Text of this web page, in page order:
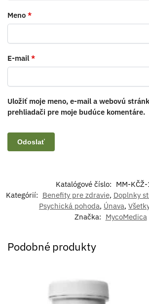
Meno *
E-mail *
Uložiť moje meno, e-mail a webovú
prehliadači pre moje budúce komentáre.
Katalógové číslo: MM-
Kategórií: Benefity pre zdravie, Doplnky
Psychická pohoda, Únava,
Značka: MycoMedica
Podobné produkty